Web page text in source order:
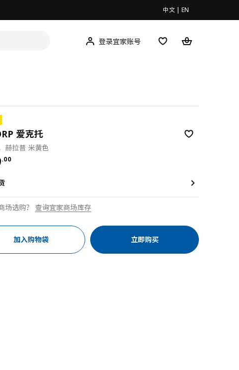
中文 | EN
登录宜家账号
爱克托
赫拉普 米黄色
.00
场选购？ 查询宜家商场库存
加入购物袋 立即购买